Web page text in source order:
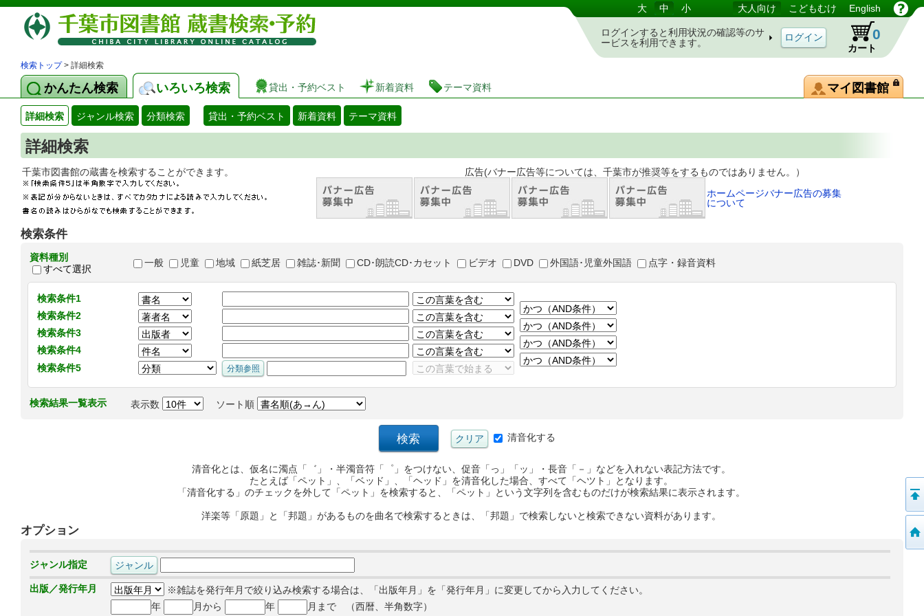
図書館 蔵書検索・予約システム 大 中 小 大人向け こどもむけ English
ログインすると利用状況の確認等のサ
ービスを利用できます。
カート
0
検索トップ> 詳細検索
かんたん検索 いろいろ検索 貸出・予約ベスト 新着資料 テーマ資料 マイ図書館
詳細検索 ジャンル検索 分類検索 貸出・予約ベスト 新着資料 テーマ資料
詳細検索
千葉市図書館の蔵書を検索することができます。 広告(バナー広告等については、千葉市が推奨等をするものではありません。）
ホームページバナー広告の募集
について
検索条件
資料種別
すべて選択
一般 児童 地域 紙芝居 雑誌･新聞 CD･朗読CD･カセット ビデオ DVD 外国語･児童外国語 点字・録音資料
検索条件1
検索条件2
検索条件3
検索条件4
検索条件5
検索結果一覧表示 表示数 ソート順
清音化する
清音化とは、仮名に濁点「゛」・半濁音符「゜」をつけない、促音「っ」「ッ」・長音「－」などを入れない表記方法です。
たとえば「ペット」、「ベッド」、「ヘッド」を清音化した場合、すべて「ヘツト」となります。
「清音化する」のチェックを外して「ペット」を検索すると、「ペット」という文字列を含むものだけが検索結果に表示されます。
洋楽等「原題」と「邦題」があるものを曲名で検索するときは、「邦題」で検索しないと検索できない資料があります。
オプション
ジャンル指定
出版／発行年月
※雑誌を発行年月で絞り込み検索する場合は、「出版年月」を「発行年月」に変更してから入力してください。
年
月から 年 月まで （西暦、半角数字）